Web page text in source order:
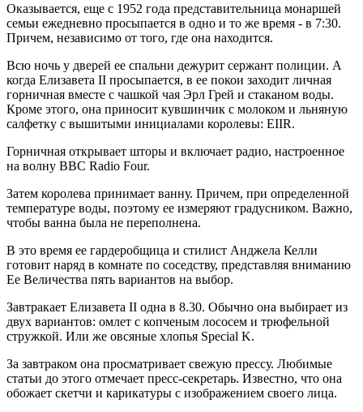
Оказывается, еще с 1952 года представительница монаршей
семьи ежедневно просыпается в одно и то же время - в 7:30.
Причем, независимо от того, где она находится.
Всю ночь у дверей ее спальни дежурит сержант полиции. А
когда Елизавета II просыпается, в ее покои заходит личная
горничная вместе с чашкой чая Эрл Грей и стаканом воды.
Кроме этого, она приносит кувшинчик с молоком и льняную
салфетку с вышитыми инициалами королевы: EIIR.
Горничная открывает шторы и включает радио, настроенное
на волну BBC Radio Four.
Затем королева принимает ванну. Причем, при определенной
температуре воды, поэтому ее измеряют градусником. Важно,
чтобы ванна была не переполнена.
В это время ее гардеробщица и стилист Анджела Келли
готовит наряд в комнате по соседству, представляя вниманию
Ее Величества пять вариантов на выбор.
Завтракает Елизавета II одна в 8.30. Обычно она выбирает из
двух вариантов: омлет с копченым лососем и трюфельной
стружкой. Или же овсяные хлопья Special K.
За завтраком она просматривает свежую прессу. Любимые
статьи до этого отмечает пресс-секретарь. Известно, что она
обожает скетчи и карикатуры с изображением своего лица.